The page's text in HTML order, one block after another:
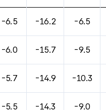
-6.5 -16.2 -6.5
-6.0 -15.7 -9.5
-5.7 -14.9 -10.3
-5.5 -14.3 -9.0